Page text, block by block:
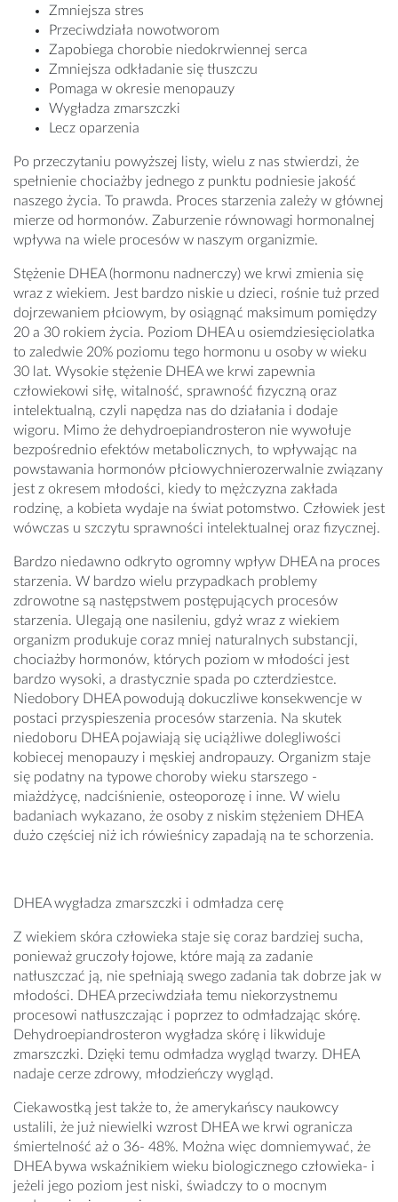
Zmniejsza stres
Przeciwdziała nowotworom
Zapobiega chorobie niedokrwiennej serca
Zmniejsza odkładanie się tłuszczu
Pomaga w okresie menopauzy
Wygładza zmarszczki
Lecz oparzenia
Po przeczytaniu powyższej listy, wielu z nas stwierdzi, że
spełnienie chociażby jednego z punktu podniesie jakość
naszego życia. To prawda. Proces starzenia zależy w głównej
mierze od hormonów. Zaburzenie równowagi hormonalnej
wpływa na wiele procesów w naszym organizmie.
Stężenie DHEA (hormonu nadnerczy) we krwi zmienia się
wraz z wiekiem. Jest bardzo niskie u dzieci, rośnie tuż przed
dojrzewaniem płciowym, by osiągnąć maksimum pomiędzy
20 a 30 rokiem życia. Poziom DHEA u osiemdziesięciolatka
to zaledwie 20% poziomu tego hormonu u osoby w wieku
30 lat. Wysokie stężenie DHEA we krwi zapewnia
człowiekowi siłę, witalność, sprawność fizyczną oraz
intelektualną, czyli napędza nas do działania i dodaje
wigoru. Mimo że dehydroepiandrosteron nie wywołuje
bezpośrednio efektów metabolicznych, to wpływając na
powstawania hormonów płciowychnierozerwalnie związany
jest z okresem młodości, kiedy to mężczyzna zakłada
rodzinę, a kobieta wydaje na świat potomstwo. Człowiek jest
wówczas u szczytu sprawności intelektualnej oraz fizycznej.
Bardzo niedawno odkryto ogromny wpływ DHEA na proces
starzenia. W bardzo wielu przypadkach problemy
zdrowotne są następstwem postępujących procesów
starzenia. Ulegają one nasileniu, gdyż wraz z wiekiem
organizm produkuje coraz mniej naturalnych substancji,
chociażby hormonów, których poziom w młodości jest
bardzo wysoki, a drastycznie spada po czterdziestce.
Niedobory DHEA powodują dokuczliwe konsekwencje w
postaci przyspieszenia procesów starzenia. Na skutek
niedoboru DHEA pojawiają się uciążliwe dolegliwości
kobiecej menopauzy i męskiej andropauzy. Organizm staje
się podatny na typowe choroby wieku starszego -
miażdżycę, nadciśnienie, osteoporozę i inne. W wielu
badaniach wykazano, że osoby z niskim stężeniem DHEA
dużo częściej niż ich rówieśnicy zapadają na te schorzenia.
DHEA wygładza zmarszczki i odmładza cerę
Z wiekiem skóra człowieka staje się coraz bardziej sucha,
ponieważ gruczoły łojowe, które mają za zadanie
natłuszczać ją, nie spełniają swego zadania tak dobrze jak w
młodości. DHEA przeciwdziała temu niekorzystnemu
procesowi natłuszczając i poprzez to odmładzając skórę.
Dehydroepiandrosteron wygładza skórę i likwiduje
zmarszczki. Dzięki temu odmładza wygląd twarzy. DHEA
nadaje cerze zdrowy, młodzieńczy wygląd.
Ciekawostką jest także to, że amerykańscy naukowcy
ustalili, że już niewielki wzrost DHEA we krwi ogranicza
śmiertelność aż o 36- 48%. Można więc domniemywać, że
DHEA bywa wskaźnikiem wieku biologicznego człowieka- i
jeżeli jego poziom jest niski, świadczy to o mocnym